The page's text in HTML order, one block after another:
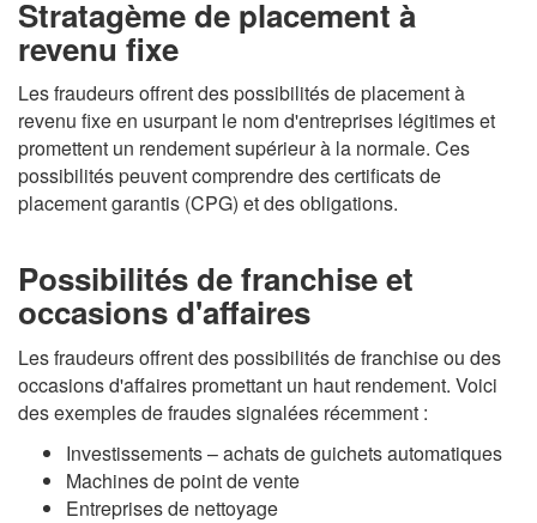
Stratagème de placement à
revenu fixe
Les fraudeurs offrent des possibilités de placement à
revenu fixe en usurpant le nom d'entreprises légitimes et
promettent un rendement supérieur à la normale. Ces
possibilités peuvent comprendre des certificats de
placement garantis (CPG) et des obligations.
Possibilités de franchise et
occasions d'affaires
Les fraudeurs offrent des possibilités de franchise ou des
occasions d'affaires promettant un haut rendement. Voici
des exemples de fraudes signalées récemment :
Investissements – achats de guichets automatiques
Machines de point de vente
Entreprises de nettoyage